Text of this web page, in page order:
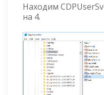
Находим
на 4.